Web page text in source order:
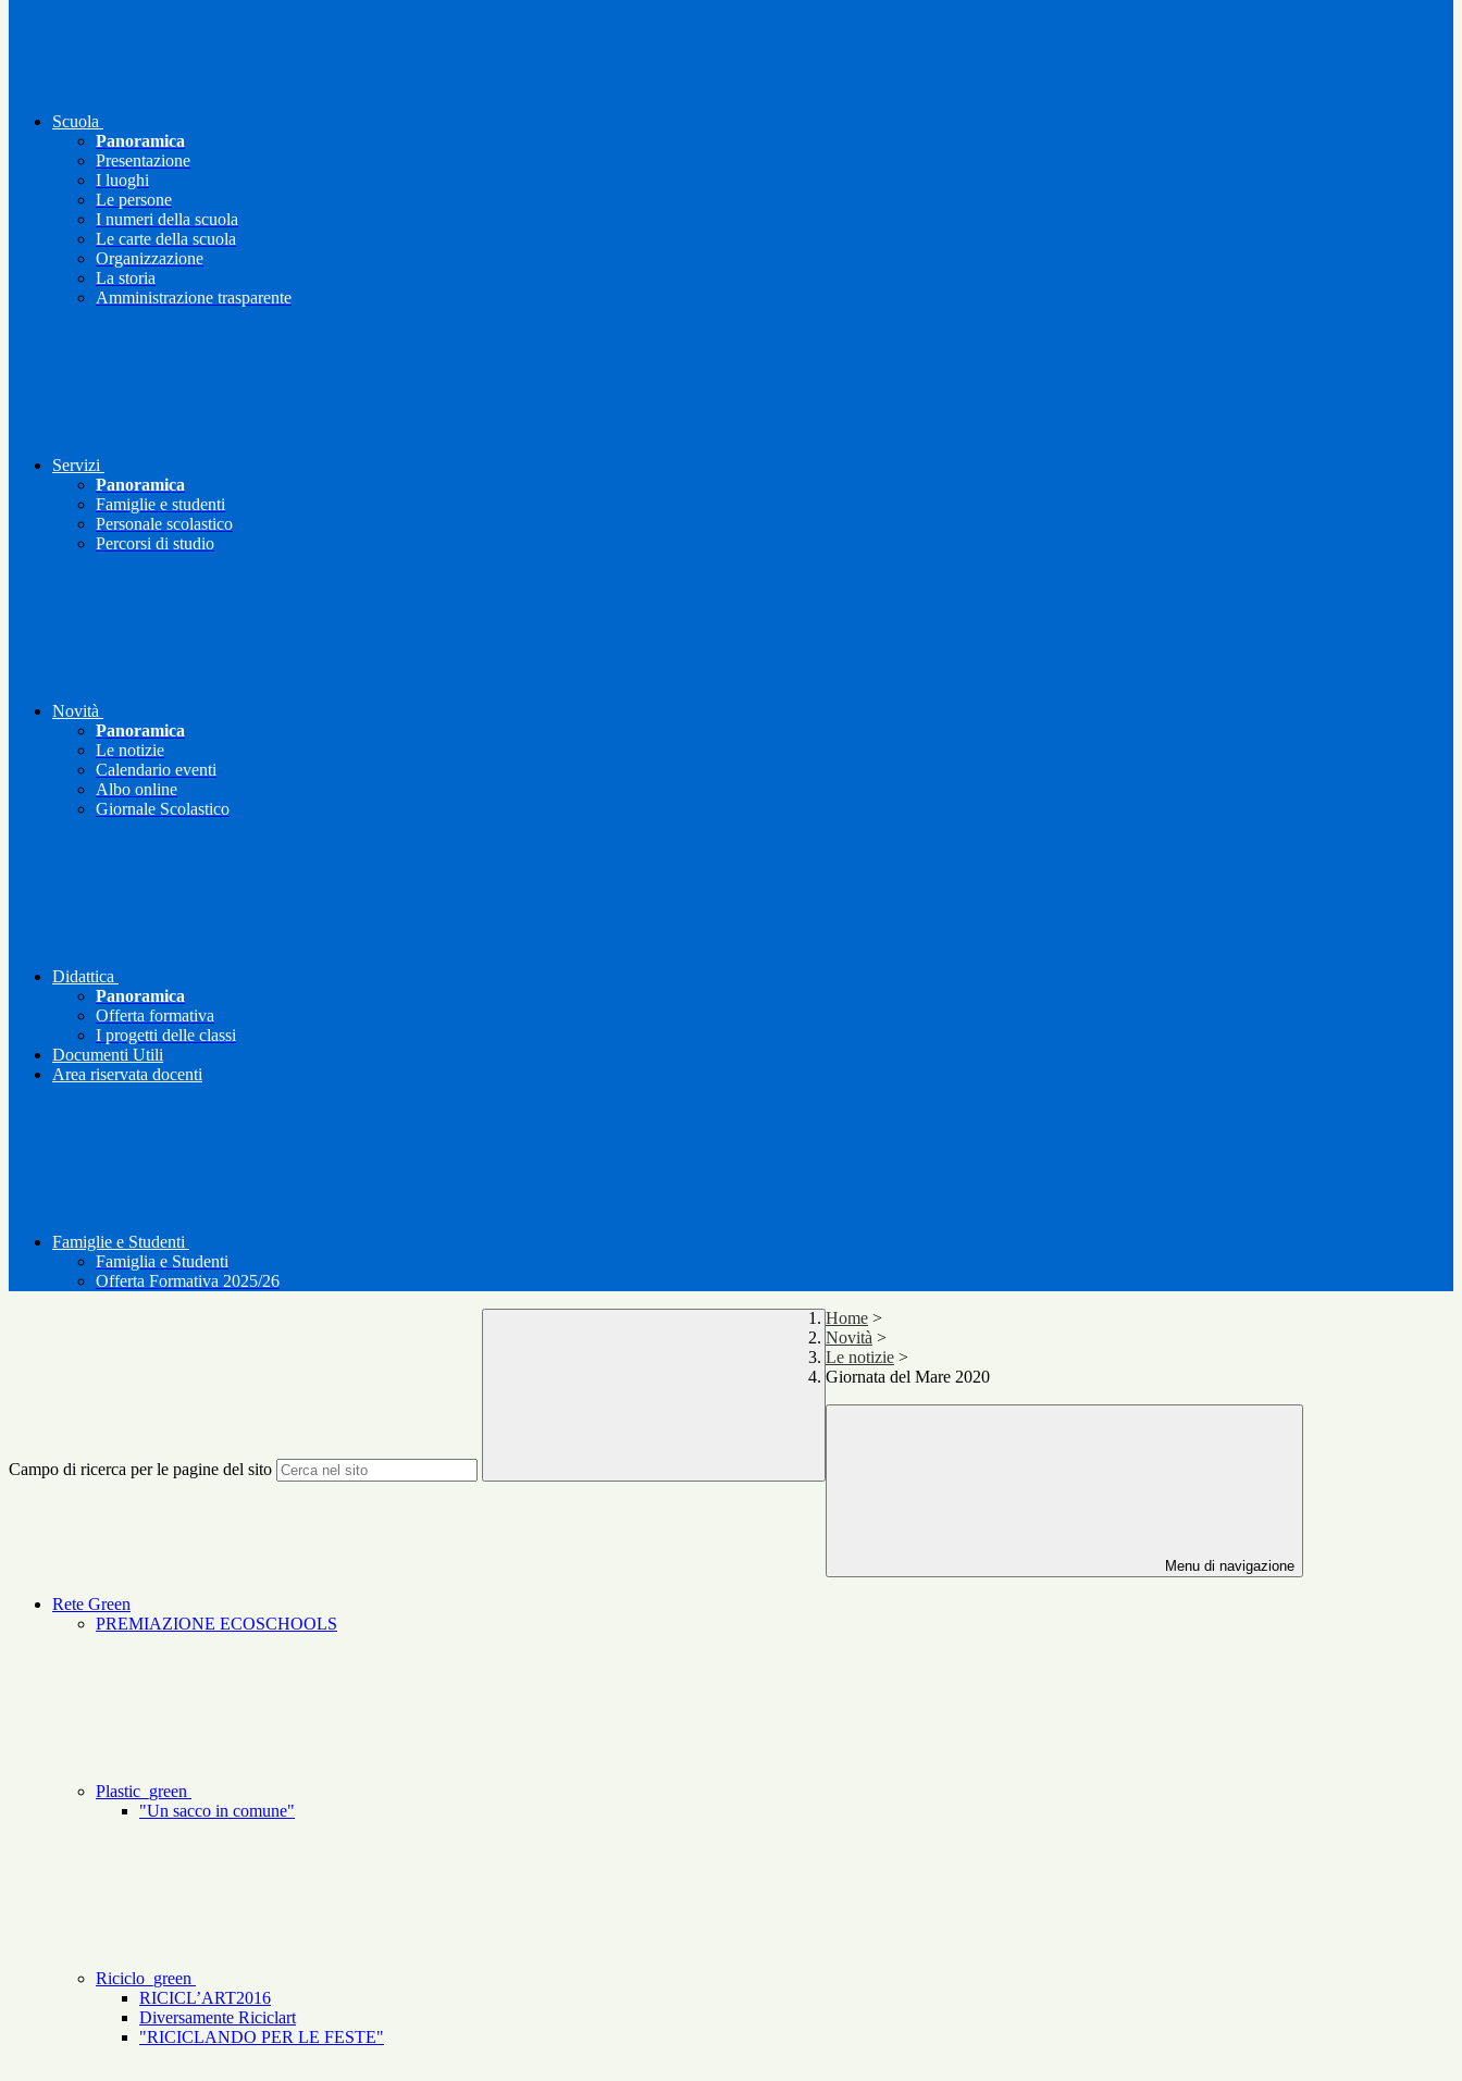
Scuola
Panoramica
Presentazione
I luoghi
Le persone
I numeri della scuola
Le carte della scuola
Organizzazione
La storia
Amministrazione trasparente
Servizi
Panoramica
Famiglie e studenti
Personale scolastico
Percorsi di studio
Novità
Panoramica
Le notizie
Calendario eventi
Albo online
Giornale Scolastico
Didattica
Panoramica
Offerta formativa
I progetti delle classi
Documenti Utili
Area riservata docenti
Famiglie e Studenti
Famiglia e Studenti
Offerta Formativa 2025/26
Campo di ricerca per le pagine del sito
Home >
Novità >
Le notizie >
Giornata del Mare 2020
Menu di navigazione
Rete Green
PREMIAZIONE ECOSCHOOLS
Plastic_green
"Un sacco in comune"
Riciclo_green
RICICL’ART2016
Diversamente Riciclart
"RICICLANDO PER LE FESTE"